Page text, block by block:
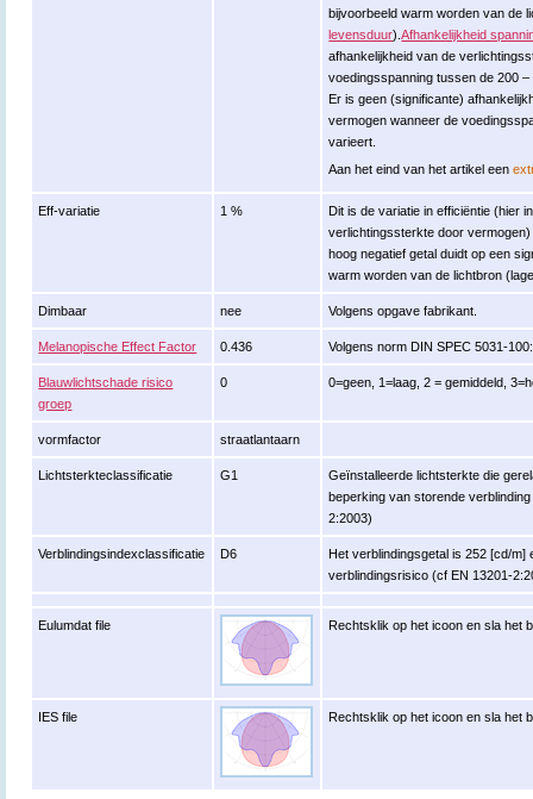
bijvoorbeeld warm worden van de
levensduur).Afhankelijkheid
afhankelijkheid van de
voedingsspanning tussen de 200
Er is geen (significante)
vermogen wanneer de
varieert.
Aan het eind van het artikel een
Eff-variatie 1 %
Dit is de variatie in efficiëntie (hier
verlichtingssterkte door
hoog negatief getal duidt op een
warm worden van de lichtbron
Dimbaar nee Volgens opgave fabrikant.
Melanopische Effect Factor 0.436 Volgens norm DIN SPEC 5031-
Blauwlichtschade risico
groep
0 0=geen, 1=laag, 2 = gemiddeld,
vormfactor straatlantaarn
Lichtsterkteclassificatie G1
Geïnstalleerde lichtsterkte die
beperking van storende
2:2003)
Verblindingsindexclassificatie D6
Het verblindingsgetal is 252 [cd/m]
verblindingsrisico (cf EN 13201-
Eulumdat file Rechtsklik op het icoon en sla het
IES file Rechtsklik op het icoon en sla het